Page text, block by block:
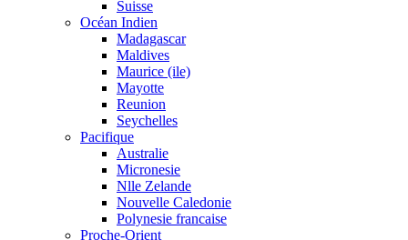
Suisse
Océan Indien
Madagascar
Maldives
Maurice (ile)
Mayotte
Reunion
Seychelles
Pacifique
Australie
Micronesie
Nlle Zelande
Nouvelle Caledonie
Polynesie francaise
Proche-Orient